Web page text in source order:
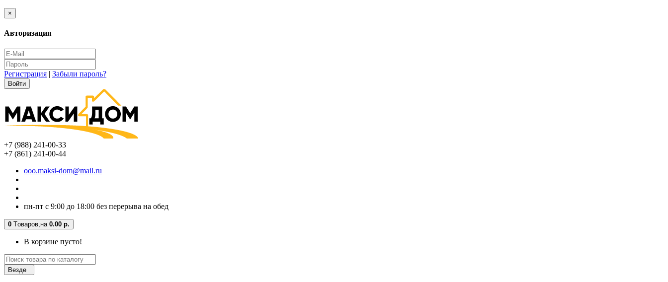
×
Авторизация
Регистрация | Забыли пароль?
+7 (988) 241-00-33
+7 (861) 241-00-44
ooo.maksi-dom@mail.ru
пн-пт с 9:00 до 18:00 без перерыва на обед
0 Tоваров, на 0.00 р.
В корзине пусто!
Везде